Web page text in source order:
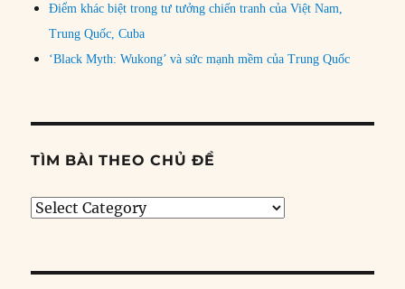
Điểm khác biệt trong tư tưởng chiến tranh của Việt Nam,
Trung Quốc, Cuba
‘Black Myth: Wukong’ và sức mạnh mềm của Trung Quốc
TÌM BÀI THEO CHỦ ĐỀ
Tìm